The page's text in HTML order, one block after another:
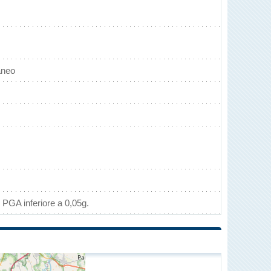
inferiore a 0,05g.